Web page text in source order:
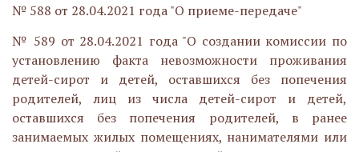
№ 588 от 28.04.2021 года "О приеме-передаче"
№ 589 от 28.04.2021 года "О создании комиссии по
установлению факта невозможности проживания
детей-сирот и детей, оставшихся без попечения
родителей, лиц из числа детей-сирот и детей,
оставшихся без попечения родителей, в ранее
занимаемых жилых помещениях, нанимателями или